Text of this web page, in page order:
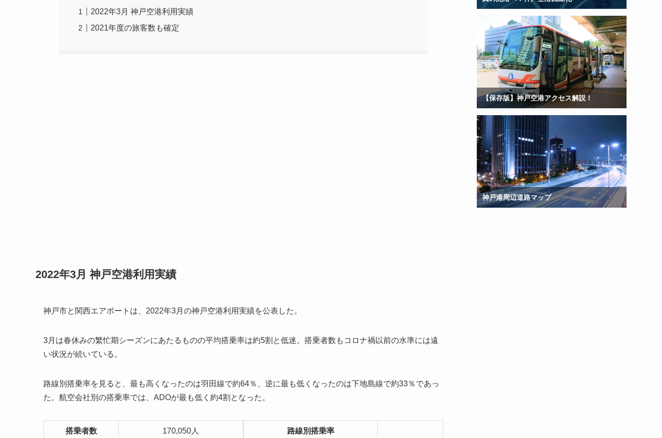
2022年3月 神戸空港利用実績
2021年度の旅客数も確定
2022年3月 神戸空港利用実績
神戸市と関西エアポートは、2022年3月の神戸空港利用実績を公表した。
3月は春休みの繁忙期シーズンにあたるものの平均搭乗率は約5割と低迷。搭乗者数もコロナ禍以前の水準には遠
い状況が続いている。
路線別搭乗率を見ると、最も高くなったのは羽田線で約64％、逆に最も低くなったのは下地島線で約33％であっ
た。航空会社別の搭乗率では、ADOが最も低く約4割となった。
搭乗者数 170,050人 路線別搭乗率
【保存版】神戸空港アクセス解説！
神戸港周辺道路マップ